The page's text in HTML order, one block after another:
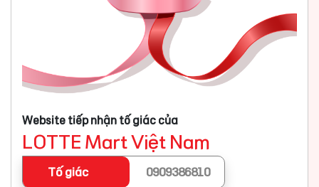
Website tiếp nhận tố giác của
LOTTE Mart Việt Nam
Tố giác 0909386810